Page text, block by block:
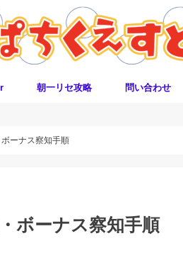
朝一リセ攻略 問い合わせ
ーナス察知手順
ボーナス察知手順